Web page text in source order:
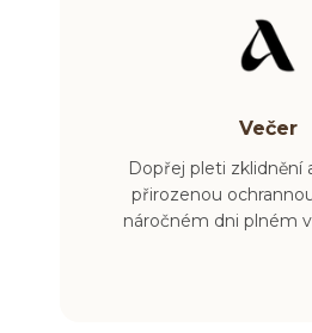
Večer
Dopřej pleti zklidnění
přirozenou
náročném dni plném